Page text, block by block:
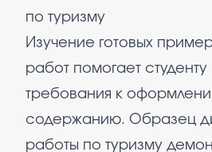
по туризму
Изучение готовых
работ помогает студенту
требования к
содержанию. Образец
работы по туризму